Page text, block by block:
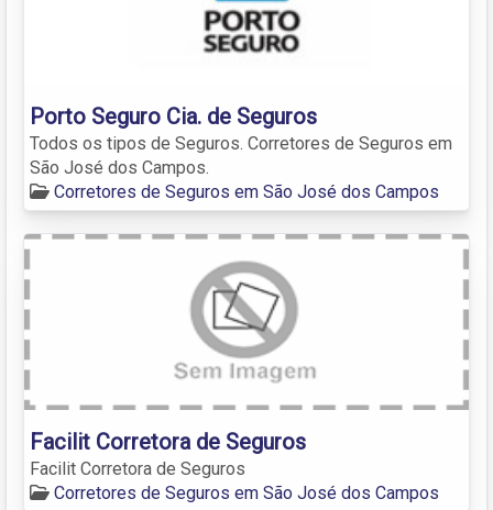
Porto Seguro Cia. de Seguros
Todos os tipos de Seguros. Corretores de Seguros em
São José dos Campos.
Corretores de Seguros em São José dos Campos
Facilit Corretora de Seguros
Facilit Corretora de Seguros
Corretores de Seguros em São José dos Campos